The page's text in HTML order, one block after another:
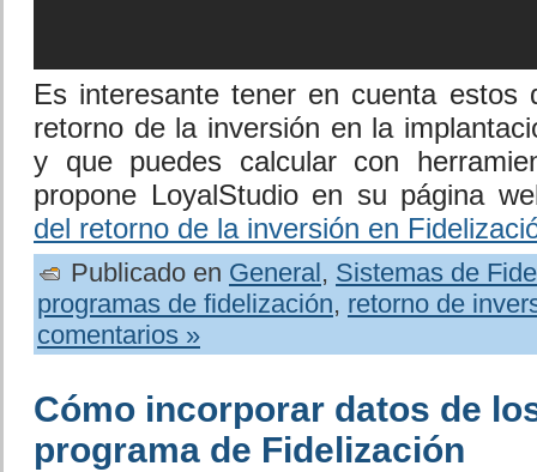
Es interesante tener en cuenta estos
retorno de la inversión en la
y que puedes calcular con
propone LoyalStudio en su página
del retorno de la inversión en
Publicado en General, Sistemas de
programas de fidelización, retorno de
comentarios »
Cómo incorporar datos de
programa de Fidelización